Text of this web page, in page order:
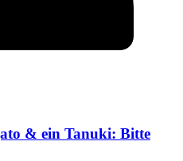
& ein Tanuki: Bitte